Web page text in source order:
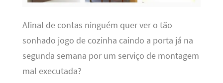
Afinal de contas ninguém quer ver o tão
sonhado jogo de cozinha caindo a porta já na
segunda semana por um serviço de montagem
mal executada?